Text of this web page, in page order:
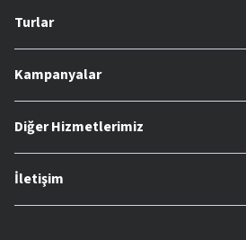
Turlar
Kampanyalar
Diğer Hizmetlerimiz
İletişim